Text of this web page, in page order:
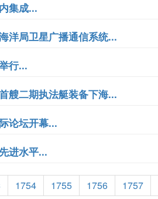
集成...
洋局卫星广播通信系统...
行...
艘二期执法艇装备下海...
论坛开幕...
进水平...
1754 1755 1756 1757